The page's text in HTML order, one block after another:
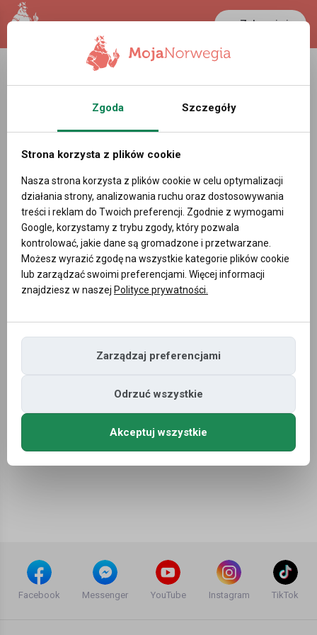
Zaloguj się
LANCASTER
28 °C 0.3892 PLN
Malarz (Maler) - Oferty pracy w
Nordland (Norwegia) Norwegia
Powiadom mnie o nowych ofertach pracy
DODAJ OFERTĘ PRACY
Filtry
Budownictwo Malarz
Niestety nie znaleziono ofert pracy dla wyszukiwania ...
Facebook Messenger YouTube Instagram TikTok
Zgoda Szczegóły
Strona korzysta z plików cookie
Nasza strona korzysta z plików cookie w celu optymalizacji
działania strony, analizowania ruchu oraz dostosowywania
treści i reklam do Twoich preferencji. Zgodnie z wymogami
Google, korzystamy z trybu zgody, który pozwala
kontrolować, jakie dane są gromadzone i przetwarzane.
Możesz wyrazić zgodę na wszystkie kategorie plików cookie
lub zarządzać swoimi preferencjami. Więcej informacji
znajdziesz w naszej Polityce prywatności.
Zarządzaj preferencjami
Odrzuć wszystkie
Akceptuj wszystkie